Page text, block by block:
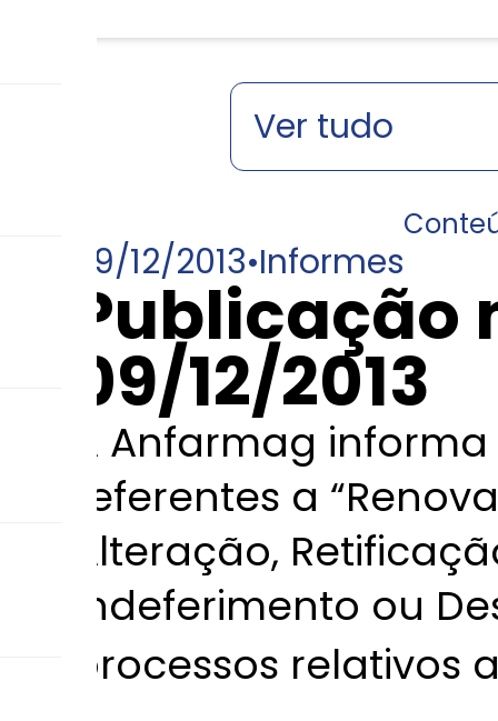
09/12/2013•Informes
Publicação
09/12/2013
A Anfarmag
referentes a
Alteração,
Indeferimento ou
processos relativos a